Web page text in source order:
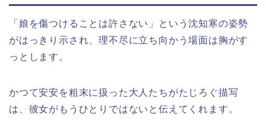
「娘を傷つけることは許さない」という沈知寒の姿勢
がはっきり示され、理不尽に立ち向かう場面は胸がす
っとします。
かつて安安を粗末に扱った大人たちがたじろぐ描写
は、彼女がもうひとりではないと伝えてくれます。